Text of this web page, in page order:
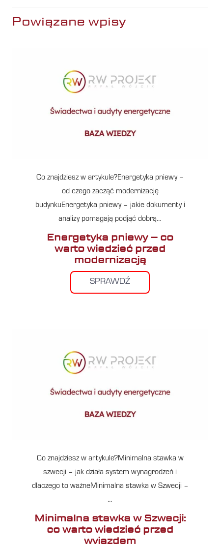
Powiązane wpisy
Co znajdziesz w artykule?Energetyka pniewy –
od czego zacząć modernizację
budynkuEnergetyka pniewy – jakie dokumenty i
analizy pomagają podjąć dobrą…
Energetyka pniewy – co
warto wiedzieć przed
modernizacją
SPRAWDŹ
Co znajdziesz w artykule?Minimalna stawka w
szwecji – jak działa system wynagrodzeń i
dlaczego to ważneMinimalna stawka w Szwecji –
…
Minimalna stawka w Szwecji:
co warto wiedzieć przed
wyjazdem